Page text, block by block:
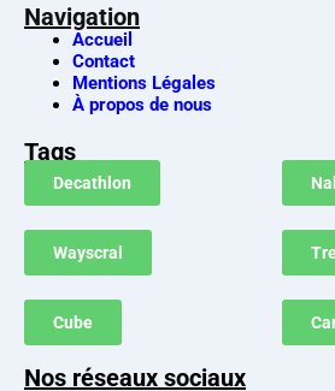
Navigation
Accueil
Contact
Mentions Légales
À propos de nous
Tags
Decathlon
Wayscral
Cube
Nos réseaux sociaux